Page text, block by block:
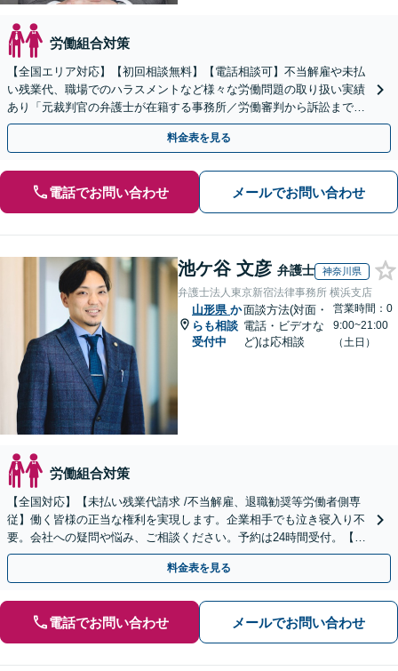
労働組合対策
【全国エリア対応】【初回相談無料】【電話相談可】不当解雇や未払
い残業代、職場でのハラスメントなど様々な労働問題の取り扱い実績
あり「元裁判官の弁護士が在籍する事務所／労働審判から訴訟まで、
裁判官経験を活かした最適な戦略を立案」
料金表を見る
電話でお問い合わせ メールでお問い合わせ
池ケ谷 文彦 弁護士 神奈川県
弁護士法人東京新宿法律事務所 横浜支店
山形県 か
らも相談
受付中
面談方法(対面・
電話・ビデオな
ど)は応相談
営業時間：0
9:00~21:00
（土日）
労働組合対策
【全国対応】【未払い残業代請求 /不当解雇、退職勧奨等労働者側専
従】働く皆様の正当な権利を実現します。企業相手でも泣き寝入り不
要。会社への疑問や悩み、ご相談ください。予約は24時間受付。【初
回面談無料】【夜間・休日対応可】
料金表を見る
電話でお問い合わせ メールでお問い合わせ